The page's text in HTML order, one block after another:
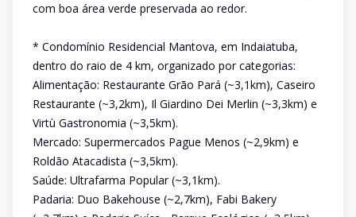
com boa área verde preservada ao redor.
* Condomínio Residencial Mantova, em Indaiatuba,
dentro do raio de 4 km, organizado por categorias:
Alimentação: Restaurante Grão Pará (~3,1km), Caseiro
Restaurante (~3,2km), Il Giardino Dei Merlin (~3,3km) e
Virtù Gastronomia (~3,5km).
Mercado: Supermercados Pague Menos (~2,9km) e
Roldão Atacadista (~3,5km).
Saúde: Ultrafarma Popular (~3,1km).
Padaria: Duo Bakehouse (~2,7km), Fabi Bakery